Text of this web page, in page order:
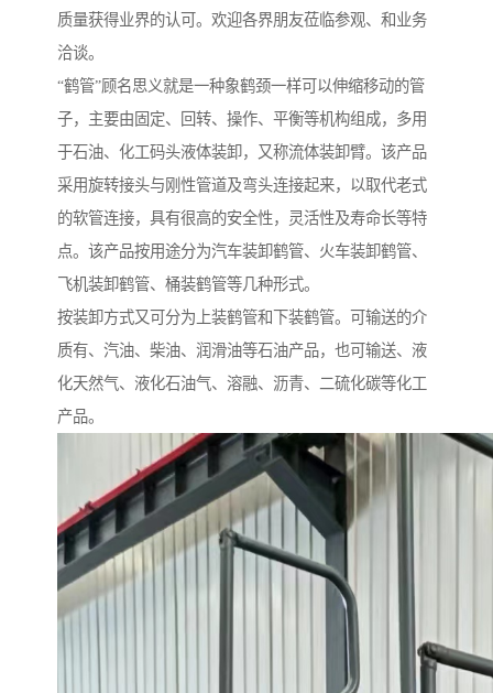
质量获得业界的认可。欢迎各界朋友莅临参观、和业务
洽谈。
“鹤管”顾名思义就是一种象鹤颈一样可以伸缩移动的管
子，主要由固定、回转、操作、平衡等机构组成，多用
于石油、化工码头液体装卸，又称流体装卸臂。该产品
采用旋转接头与刚性管道及弯头连接起来，以取代老式
的软管连接，具有很高的安全性，灵活性及寿命长等特
点。该产品按用途分为汽车装卸鹤管、火车装卸鹤管、
飞机装卸鹤管、桶装鹤管等几种形式。
按装卸方式又可分为上装鹤管和下装鹤管。可输送的介
质有、汽油、柴油、润滑油等石油产品，也可输送、液
化天然气、液化石油气、溶融、沥青、二硫化碳等化工
产品。